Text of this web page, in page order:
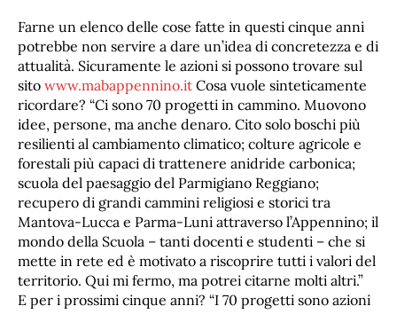
Farne un elenco delle cose fatte in questi cinque anni
potrebbe non servire a dare un’idea di concretezza e di
attualità. Sicuramente le azioni si possono trovare sul
sito www.mabappennino.it Cosa vuole sinteticamente
ricordare? “Ci sono 70 progetti in cammino. Muovono
idee, persone, ma anche denaro. Cito solo boschi più
resilienti al cambiamento climatico; colture agricole e
forestali più capaci di trattenere anidride carbonica;
scuola del paesaggio del Parmigiano Reggiano;
recupero di grandi cammini religiosi e storici tra
Mantova-Lucca e Parma-Luni attraverso l’Appennino; il
mondo della Scuola – tanti docenti e studenti – che si
mette in rete ed è motivato a riscoprire tutti i valori del
territorio. Qui mi fermo, ma potrei citarne molti altri.”
E per i prossimi cinque anni? “I 70 progetti sono azioni